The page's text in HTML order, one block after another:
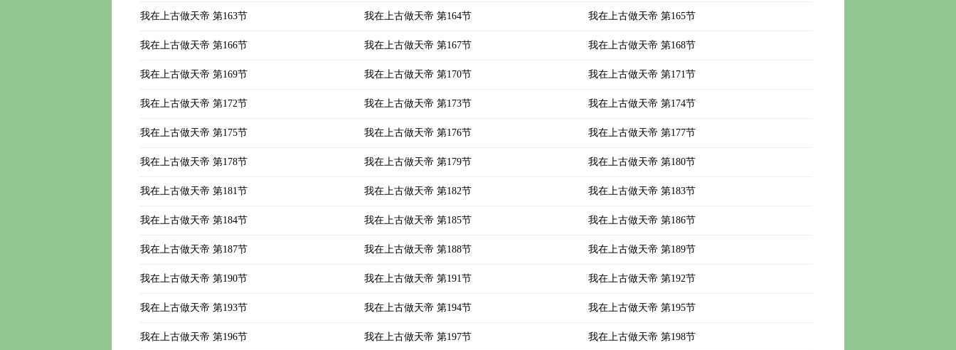
我在上古做天帝 第163节 我在上古做天帝 第164节 我在上古做天帝 第165节
我在上古做天帝 第166节 我在上古做天帝 第167节 我在上古做天帝 第168节
我在上古做天帝 第169节 我在上古做天帝 第170节 我在上古做天帝 第171节
我在上古做天帝 第172节 我在上古做天帝 第173节 我在上古做天帝 第174节
我在上古做天帝 第175节 我在上古做天帝 第176节 我在上古做天帝 第177节
我在上古做天帝 第178节 我在上古做天帝 第179节 我在上古做天帝 第180节
我在上古做天帝 第181节 我在上古做天帝 第182节 我在上古做天帝 第183节
我在上古做天帝 第184节 我在上古做天帝 第185节 我在上古做天帝 第186节
我在上古做天帝 第187节 我在上古做天帝 第188节 我在上古做天帝 第189节
我在上古做天帝 第190节 我在上古做天帝 第191节 我在上古做天帝 第192节
我在上古做天帝 第193节 我在上古做天帝 第194节 我在上古做天帝 第195节
我在上古做天帝 第196节 我在上古做天帝 第197节 我在上古做天帝 第198节